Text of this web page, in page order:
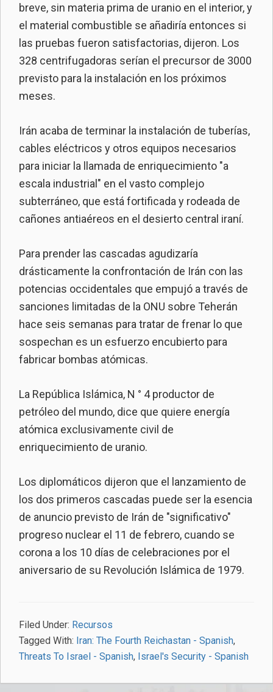
breve, sin materia prima de uranio en el interior, y
el material combustible se añadiría entonces si
las pruebas fueron satisfactorias, dijeron. Los
328 centrifugadoras serían el precursor de 3000
previsto para la instalación en los próximos
meses.
Irán acaba de terminar la instalación de tuberías,
cables eléctricos y otros equipos necesarios
para iniciar la llamada de enriquecimiento "a
escala industrial" en el vasto complejo
subterráneo, que está fortificada y rodeada de
cañones antiaéreos en el desierto central iraní.
Para prender las cascadas agudizaría
drásticamente la confrontación de Irán con las
potencias occidentales que empujó a través de
sanciones limitadas de la ONU sobre Teherán
hace seis semanas para tratar de frenar lo que
sospechan es un esfuerzo encubierto para
fabricar bombas atómicas.
La República Islámica, N ° 4 productor de
petróleo del mundo, dice que quiere energía
atómica exclusivamente civil de
enriquecimiento de uranio.
Los diplomáticos dijeron que el lanzamiento de
los dos primeros cascadas puede ser la esencia
de anuncio previsto de Irán de "significativo"
progreso nuclear el 11 de febrero, cuando se
corona a los 10 días de celebraciones por el
aniversario de su Revolución Islámica de 1979.
Filed Under: Recursos
Tagged With: Iran: The Fourth Reichastan - Spanish,
Threats To Israel - Spanish, Israel's Security - Spanish